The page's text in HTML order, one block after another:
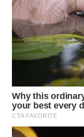
WN
BORNEO
Wahana
Media
WAHANA
NEWS
WAHANA